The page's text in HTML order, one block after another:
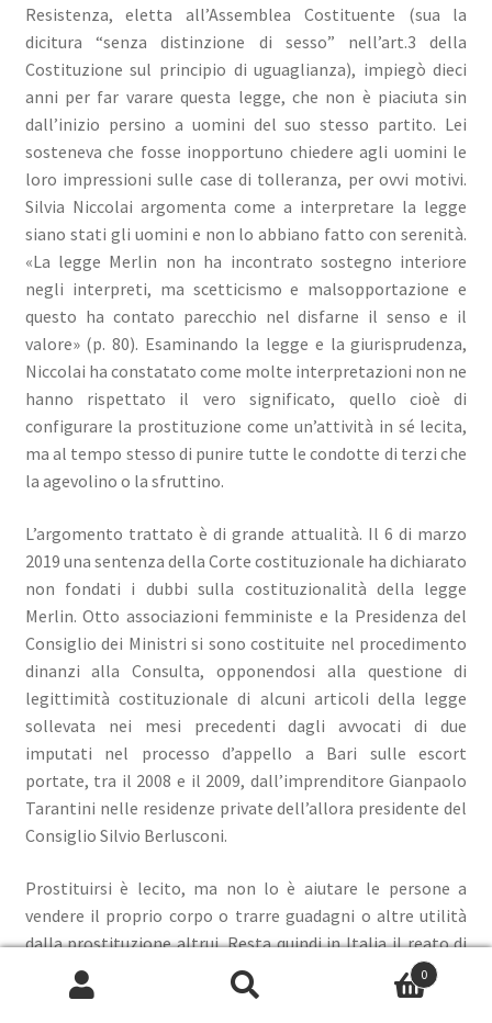
Resistenza, eletta all’Assemblea Costituente (sua la
dicitura “senza distinzione di sesso” nell’art.3 della
Costituzione sul principio di uguaglianza), impiegò dieci
anni per far varare questa legge, che non è piaciuta sin
dall’inizio persino a uomini del suo stesso partito. Lei
sosteneva che fosse inopportuno chiedere agli uomini le
loro impressioni sulle case di tolleranza, per ovvi motivi.
Silvia Niccolai argomenta come a interpretare la legge
siano stati gli uomini e non lo abbiano fatto con serenità.
«La legge Merlin non ha incontrato sostegno interiore
negli interpreti, ma scetticismo e malsopportazione e
questo ha contato parecchio nel disfarne il senso e il
valore» (p. 80). Esaminando la legge e la giurisprudenza,
Niccolai ha constatato come molte interpretazioni non ne
hanno rispettato il vero significato, quello cioè di
configurare la prostituzione come un’attività in sé lecita,
ma al tempo stesso di punire tutte le condotte di terzi che
la agevolino o la sfruttino.
L’argomento trattato è di grande attualità. Il 6 di marzo
2019 una sentenza della Corte costituzionale ha dichiarato
non fondati i dubbi sulla costituzionalità della legge
Merlin. Otto associazioni femministe e la Presidenza del
Consiglio dei Ministri si sono costituite nel procedimento
dinanzi alla Consulta, opponendosi alla questione di
legittimità costituzionale di alcuni articoli della legge
sollevata nei mesi precedenti dagli avvocati di due
imputati nel processo d’appello a Bari sulle escort
portate, tra il 2008 e il 2009, dall’imprenditore Gianpaolo
Tarantini nelle residenze private dell’allora presidente del
Consiglio Silvio Berlusconi.
Prostituirsi è lecito, ma non lo è aiutare le persone a
vendere il proprio corpo o trarre guadagni o altre utilità
dalla prostituzione altrui. Resta quindi in Italia il reato di
sfruttamento della prostituzione messo in discussione da
chi pensa che una donna può decidere liberamente di
0